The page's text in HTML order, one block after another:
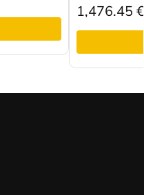
1,476.45 €